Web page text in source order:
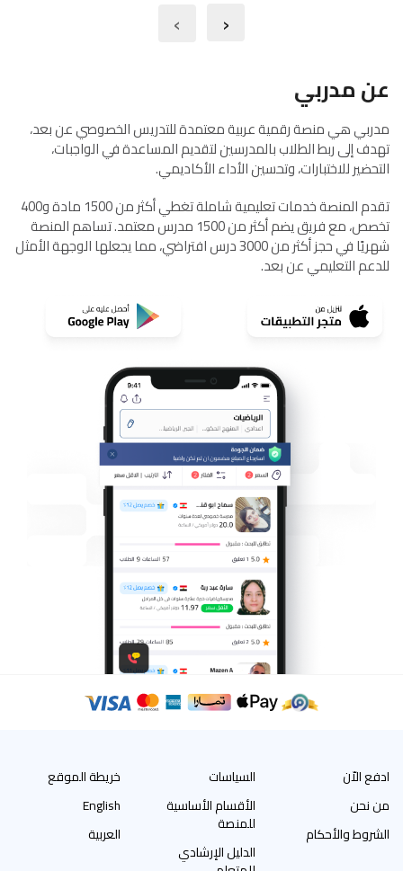
‹
›
عن مدربي
مدربي هي منصة رقمية عربية معتمدة للتدريس الخصوصي عن بعد،
تهدف إلى ربط الطلاب بالمدرسين لتقديم المساعدة في الواجبات،
التحضير للاختبارات، وتحسين الأداء الأكاديمي.
تقدم المنصة خدمات تعليمية شاملة تغطي أكثر من 1500 مادة و400
تخصص، مع فريق يضم أكثر من 1500 مدرس معتمد. تساهم المنصة
شهريًا في حجز أكثر من 3000 درس افتراضي، مما يجعلها الوجهة الأمثل
للدعم التعليمي عن بعد.
ادفع الاّن
من نحن
الشروط والأحكام
السياسات
الأقسام الأساسية
للمنصة
الدليل الإرشادي
خريطة الموقع
English
العربية